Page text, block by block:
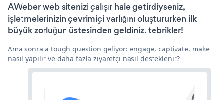
AWeber web sitenizi çalışır hale getirdiyseniz,
işletmelerinizin çevrimiçi varlığını oluştururken ilk
büyük zorluğun üstesinden geldiniz. tebrikler!
Ama sonra a tough question geliyor: engage, captivate, make
nasıl yapılır ve daha fazla ziyaretçi nasıl desteklenir?